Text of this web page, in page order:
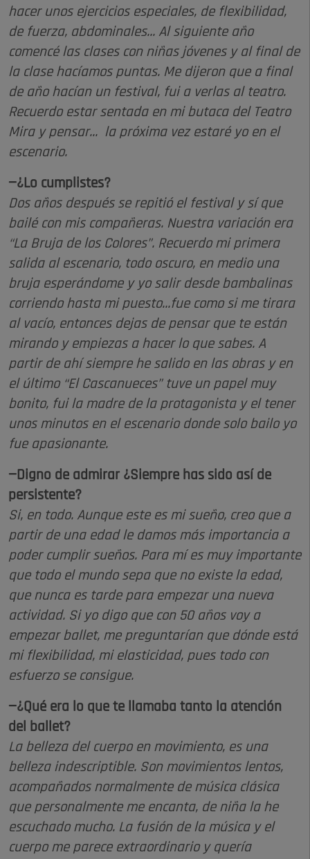
hacer unos ejercicios especiales, de flexibilidad,
de fuerza, abdominales... Al siguiente año
comencé las clases con niñas jóvenes y al final de
la clase hacíamos puntas. Me dijeron que a final
de año hacían un festival, fui a verlas al teatro.
Recuerdo estar sentada en mi butaca del Teatro
Mira y pensar... la próxima vez estaré yo en el
escenario.
—¿Lo cumplistes?
Dos años después se repitió el festival y sí que
bailé con mis compañeras. Nuestra variación era
“La Bruja de los Colores”. Recuerdo mi primera
salida al escenario, todo oscuro, en medio una
bruja esperándome y yo salir desde bambalinas
corriendo hasta mi puesto...fue como si me tirara
al vacío, entonces dejas de pensar que te están
mirando y empiezas a hacer lo que sabes. A
partir de ahí siempre he salido en las obras y en
el último “El Cascanueces” tuve un papel muy
bonito, fui la madre de la protagonista y el tener
unos minutos en el escenario donde solo bailo yo
fue apasionante.
—Digno de admirar ¿Siempre has sido así de
persistente?
Si, en todo. Aunque este es mi sueño, creo que a
partir de una edad le damos más importancia a
poder cumplir sueños. Para mí es muy importante
que todo el mundo sepa que no existe la edad,
que nunca es tarde para empezar una nueva
actividad. Si yo digo que con 50 años voy a
empezar ballet, me preguntarían que dónde está
mi flexibilidad, mi elasticidad, pues todo con
esfuerzo se consigue.
—¿Qué era lo que te llamaba tanto la atención
del ballet?
La belleza del cuerpo en movimiento, es una
belleza indescriptible. Son movimientos lentos,
acompañados normalmente de música clásica
que personalmente me encanta, de niña la he
escuchado mucho. La fusión de la música y el
cuerpo me parece extraordinario y quería